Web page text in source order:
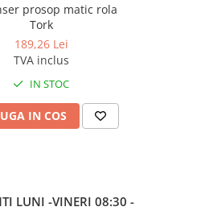
prosop matic rola
Tork
189,26 Lei
TVA inclus
IN STOC
IN COS
LUNI -VINERI 08:30 -